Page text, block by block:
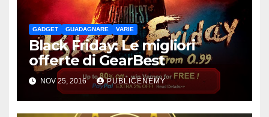
GADGET GUADAGNARE VARIE
Black Friday: Le migliori
offerte di GearBest
NOV 25, 2016 PUBLICENEMY